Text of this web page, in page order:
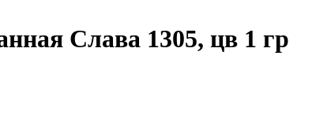
Слава 1305, цв 1 гр